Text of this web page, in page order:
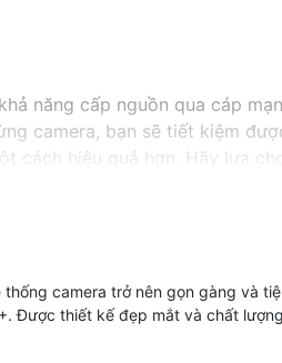
năng cấp nguồn qua cáp
camera, bạn sẽ tiết kiệm
cách hiệu quả hơn. Hãy lựa
camera trở nên gọn gàng và
Được thiết kế đẹp mắt và chất